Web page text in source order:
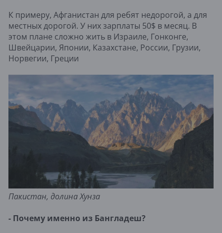
К примеру, Афганистан для ребят недорогой, а для
местных дорогой. У них зарплаты 50$ в месяц. В
этом плане сложно жить в Израиле, Гонконге,
Швейцарии, Японии, Казахстане, России, Грузии,
Норвегии, Греции
Пакистан, долина Хунза
- Почему именно из Бангладеш?